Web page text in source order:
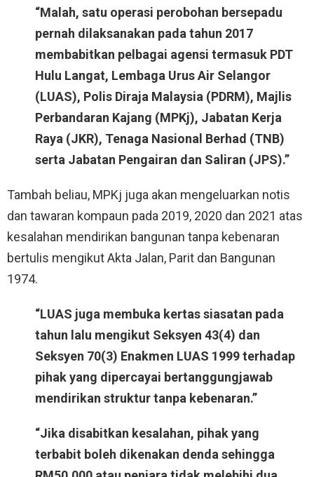
“Malah, satu operasi perobohan bersepadu
pernah dilaksanakan pada tahun 2017
membabitkan pelbagai agensi termasuk PDT
Hulu Langat, Lembaga Urus Air Selangor
(LUAS), Polis Diraja Malaysia (PDRM), Majlis
Perbandaran Kajang (MPKj), Jabatan Kerja
Raya (JKR), Tenaga Nasional Berhad (TNB)
serta Jabatan Pengairan dan Saliran (JPS).”
Tambah beliau, MPKj juga akan mengeluarkan notis
dan tawaran kompaun pada 2019, 2020 dan 2021 atas
kesalahan mendirikan bangunan tanpa kebenaran
bertulis mengikut Akta Jalan, Parit dan Bangunan
1974.
“LUAS juga membuka kertas siasatan pada
tahun lalu mengikut Seksyen 43(4) dan
Seksyen 70(3) Enakmen LUAS 1999 terhadap
pihak yang dipercayai bertanggungjawab
mendirikan struktur tanpa kebenaran.”
“Jika disabitkan kesalahan, pihak yang
terbabit boleh dikenakan denda sehingga